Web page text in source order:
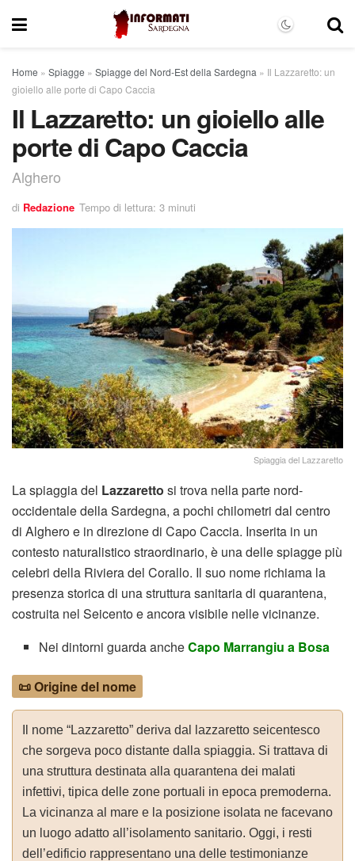
Home » Spiagge » Spiagge del Nord-Est della Sardegna » Il Lazzaretto: un
gioiello alle porte di Capo Caccia
Il Lazzaretto: un gioiello alle
porte di Capo Caccia
Alghero
di Redazione Tempo di lettura: 3 minuti
Spiaggia del Lazzaretto
La spiaggia del Lazzaretto si trova nella parte nord-
occidentale della Sardegna, a pochi chilometri dal centro
di Alghero e in direzione di Capo Caccia. Inserita in un
contesto naturalistico straordinario, è una delle spiagge più
celebri della Riviera del Corallo. Il suo nome richiama la
presenza storica di una struttura sanitaria di quarantena,
costruita nel Seicento e ancora visibile nelle vicinanze.
Nei dintorni guarda ancheCapo Marrangiu a Bosa
📜 Origine del nome
Il nome “Lazzaretto” deriva dal lazzaretto seicentesco
che sorgeva poco distante dalla spiaggia. Si trattava di
una struttura destinata alla quarantena dei malati
infettivi, tipica delle zone portuali in epoca premoderna.
La vicinanza al mare e la posizione isolata ne facevano
un luogo adatto all’isolamento sanitario. Oggi, i resti
dell’edificio rappresentano una delle testimonianze